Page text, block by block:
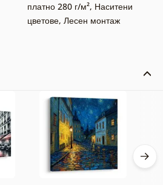
платно 280 г/м², Наситени
цветове, Лесен монтаж